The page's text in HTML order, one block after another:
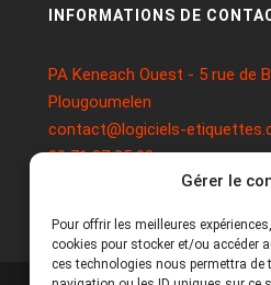
Gérer le
Pour offrir les meilleures
cookies pour stocker et/ou accéder
ces technologies nous permettra de
INFORMATIONS DE
PA Keneach Ouest - 5 rue de
Plougoumelen
contact@logiciels-
09 71 37 25 93